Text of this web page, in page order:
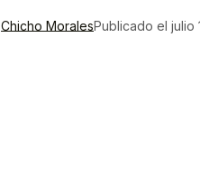
Chicho MoralesPublicado el julio